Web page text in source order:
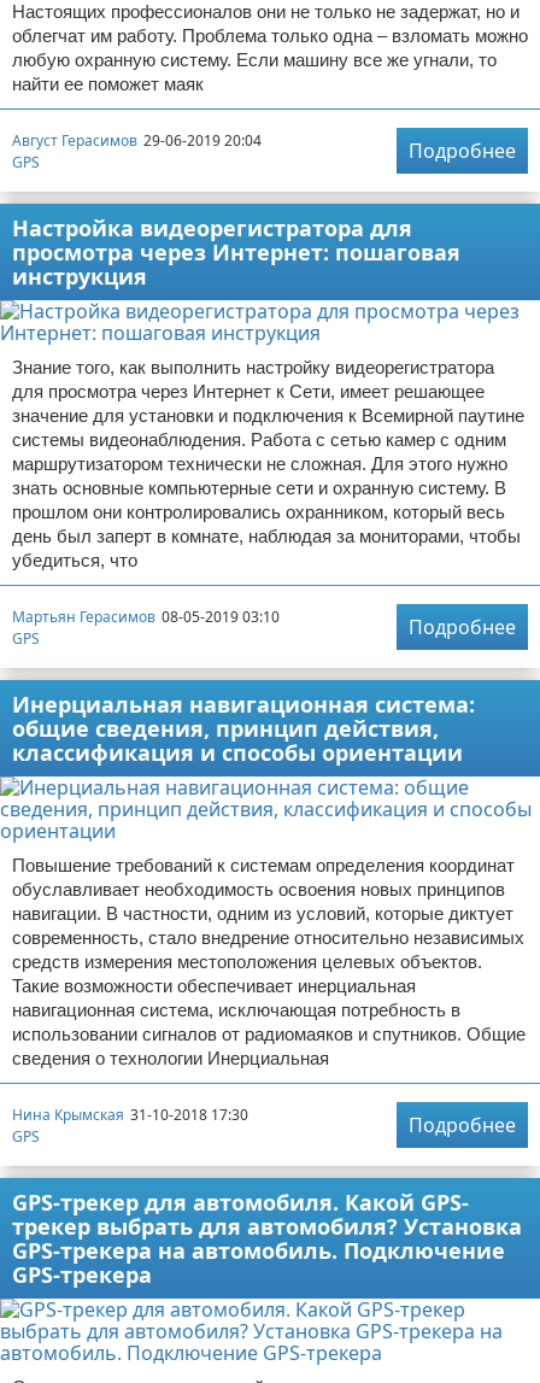
Настоящих профессионалов они не только не задержат, но и
облегчат им работу. Проблема только одна – взломать можно
любую охранную систему. Если машину все же угнали, то
найти ее поможет маяк
Август Герасимов 29-06-2019 20:04
GPS
Подробнее
Настройка видеорегистратора для
просмотра через Интернет: пошаговая
инструкция
Знание того, как выполнить настройку видеорегистратора
для просмотра через Интернет к Сети, имеет решающее
значение для установки и подключения к Всемирной паутине
системы видеонаблюдения. Работа с сетью камер с одним
маршрутизатором технически не сложная. Для этого нужно
знать основные компьютерные сети и охранную систему. В
прошлом они контролировались охранником, который весь
день был заперт в комнате, наблюдая за мониторами, чтобы
убедиться, что
Мартьян Герасимов 08-05-2019 03:10
GPS
Подробнее
Инерциальная навигационная система:
общие сведения, принцип действия,
классификация и способы ориентации
Повышение требований к системам определения координат
обуславливает необходимость освоения новых принципов
навигации. В частности, одним из условий, которые диктует
современность, стало внедрение относительно независимых
средств измерения местоположения целевых объектов.
Такие возможности обеспечивает инерциальная
навигационная система, исключающая потребность в
использовании сигналов от радиомаяков и спутников. Общие
сведения о технологии Инерциальная
Нина Крымская 31-10-2018 17:30
GPS
Подробнее
GPS-трекер для автомобиля. Какой GPS-
трекер выбрать для автомобиля? Установка
GPS-трекера на автомобиль. Подключение
GPS-трекера